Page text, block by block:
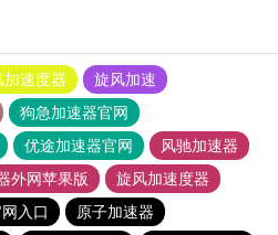
加速度器
旋风加速
狗急加速器官网
优途加速器官网
风驰加速器
外网苹果版
旋风加速度器
入口
原子加速器